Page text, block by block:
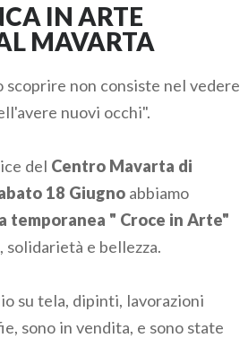
IN ARTE
MAVARTA
non consiste nel vedere
nuovi occhi".
del Centro Mavarta di
18 Giugnoabbiamo
temporanea " Croce in Arte"
solidarietà e bellezza.
su tela, dipinti, lavorazioni
sono in vendita, e sono state